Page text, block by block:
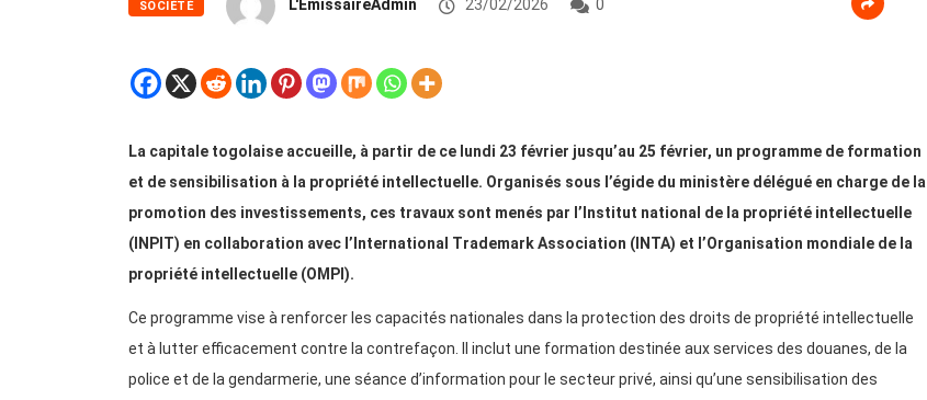
SOCIÉTÉ L'EmissaireAdmin 23/02/2026 0
La capitale togolaise accueille, à partir de ce lundi 23 février jusqu’au 25 février, un programme de formation
et de sensibilisation à la propriété intellectuelle. Organisés sous l’égide du ministère délégué en charge de la
promotion des investissements, ces travaux sont menés par l’Institut national de la propriété intellectuelle
(INPIT) en collaboration avec l’International Trademark Association (INTA) et l’Organisation mondiale de la
propriété intellectuelle (OMPI).
Ce programme vise à renforcer les capacités nationales dans la protection des droits de propriété intellectuelle
et à lutter efficacement contre la contrefaçon. Il inclut une formation destinée aux services des douanes, de la
police et de la gendarmerie, une séance d’information pour le secteur privé, ainsi qu’une sensibilisation des